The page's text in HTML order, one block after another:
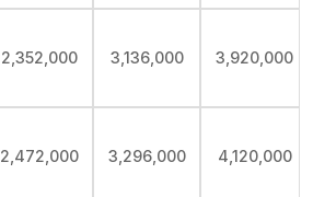
2,352,000 3,136,000 3,920,000
2,472,000 3,296,000 4,120,000